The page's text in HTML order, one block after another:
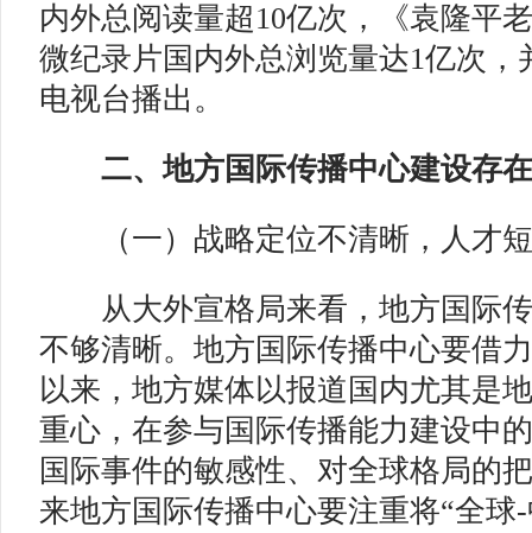
内外总阅读量超10亿次，《袁隆平
微纪录片国内外总浏览量达1亿次，
电视台播出。
二、地方国际传播中心建设存
（一）战略定位不清晰，人才
从大外宣格局来看，地方国际传
不够清晰。地方国际传播中心要借
以来，地方媒体以报道国内尤其是
重心，在参与国际传播能力建设中
国际事件的敏感性、对全球格局的
来地方国际传播中心要注重将“全球